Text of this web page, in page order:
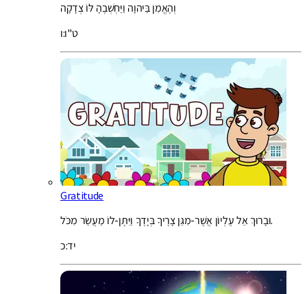
וְהֶאֱמִן בַּיהוָה וַיַּחְשְׁבֶהָ לּוֹ צְדָקָה
ט"ו:ו
Gratitude
וּבָרוּךְ אֵל עֶלְיוֹן אֲשֶׁר-מִגֵּן צָרֶיךָ בְּיָדֶךָ וַיִּתֶּן-לוֹ מַעֲשֵׂר מִכֹּל.
יד:כ